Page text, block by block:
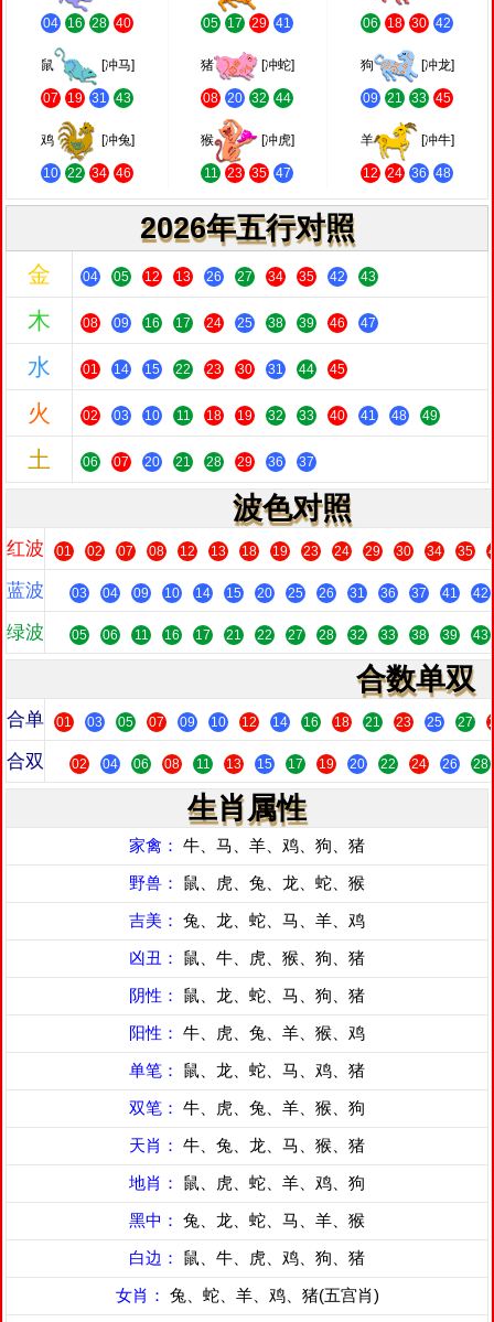
04 16 28 40 05 17 29 41 06 18 30 42
鼠 [冲马]
07 19 31 43
猪 [冲蛇]
08 20 32 44
狗 [冲龙]
09 21 33 45
鸡 [冲兔]
10 22 34 46
猴 [冲虎]
11 23 35 47
羊 [冲牛]
12 24 36 48
2026年五行对照
金 04 05 12 13 26 27 34 35 42 43
木 08 09 16 17 24 25 38 39 46 47
水 01 14 15 22 23 30 31 44 45
火 02 03 10 11 18 19 32 33 40 41 48 49
土 06 07 20 21 28 29 36 37
波色对照
红波 01 02 07 08 12 13 18 19 23 24 29 30 34 35
蓝波 03 04 09 10 14 15 20 25 26 31 36 37 41 42
绿波 05 06 11 16 17 21 22 27 28 32 33 38 39 43
合数单双
合单 01 03 05 07 09 10 12 14 16 18 21 23 25 27
合双 02 04 06 08 11 13 15 17 19 20 22 24 26 28
生肖属性
家禽： 牛、马、羊、鸡、狗、猪
野兽： 鼠、虎、兔、龙、蛇、猴
吉美： 兔、龙、蛇、马、羊、鸡
凶丑： 鼠、牛、虎、猴、狗、猪
阴性： 鼠、龙、蛇、马、狗、猪
阳性： 牛、虎、兔、羊、猴、鸡
单笔： 鼠、龙、蛇、马、鸡、猪
双笔： 牛、虎、兔、羊、猴、狗
天肖： 牛、兔、龙、马、猴、猪
地肖： 鼠、虎、蛇、羊、鸡、狗
黑中： 兔、龙、蛇、马、羊、猴
白边： 鼠、牛、虎、鸡、狗、猪
女肖： 兔、蛇、羊、鸡、猪(五宫肖)